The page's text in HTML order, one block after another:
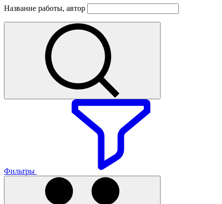
Название работы, автор
Фильтры